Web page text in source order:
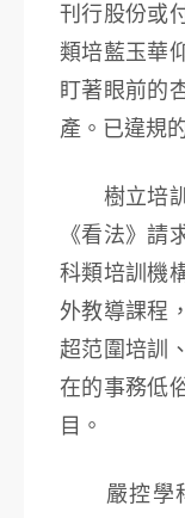
刊行股份或
類培藍玉華
盯著眼前的
產。已違規
樹立培訓
《看法》請
科類培訓機
外教導課程
超范圍培訓
在的事務低
目。
嚴控學科